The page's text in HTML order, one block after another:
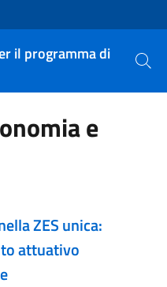
il programma di
Cerca
e
ZES unica:
attuativo